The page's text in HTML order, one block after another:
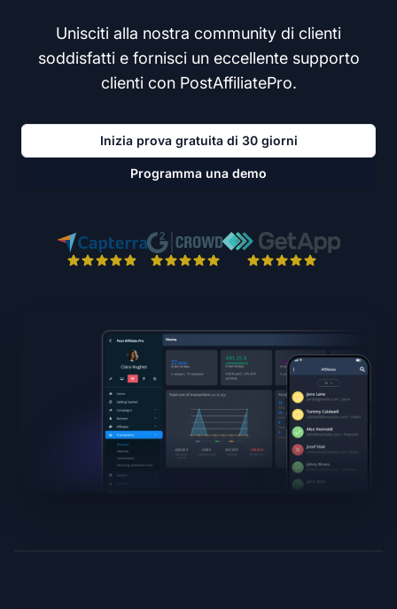
Unisciti alla nostra community di clienti
soddisfatti e fornisci un eccellente supporto
clienti con PostAffiliatePro.
Inizia prova gratuita di 30 giorni
Programma una demo